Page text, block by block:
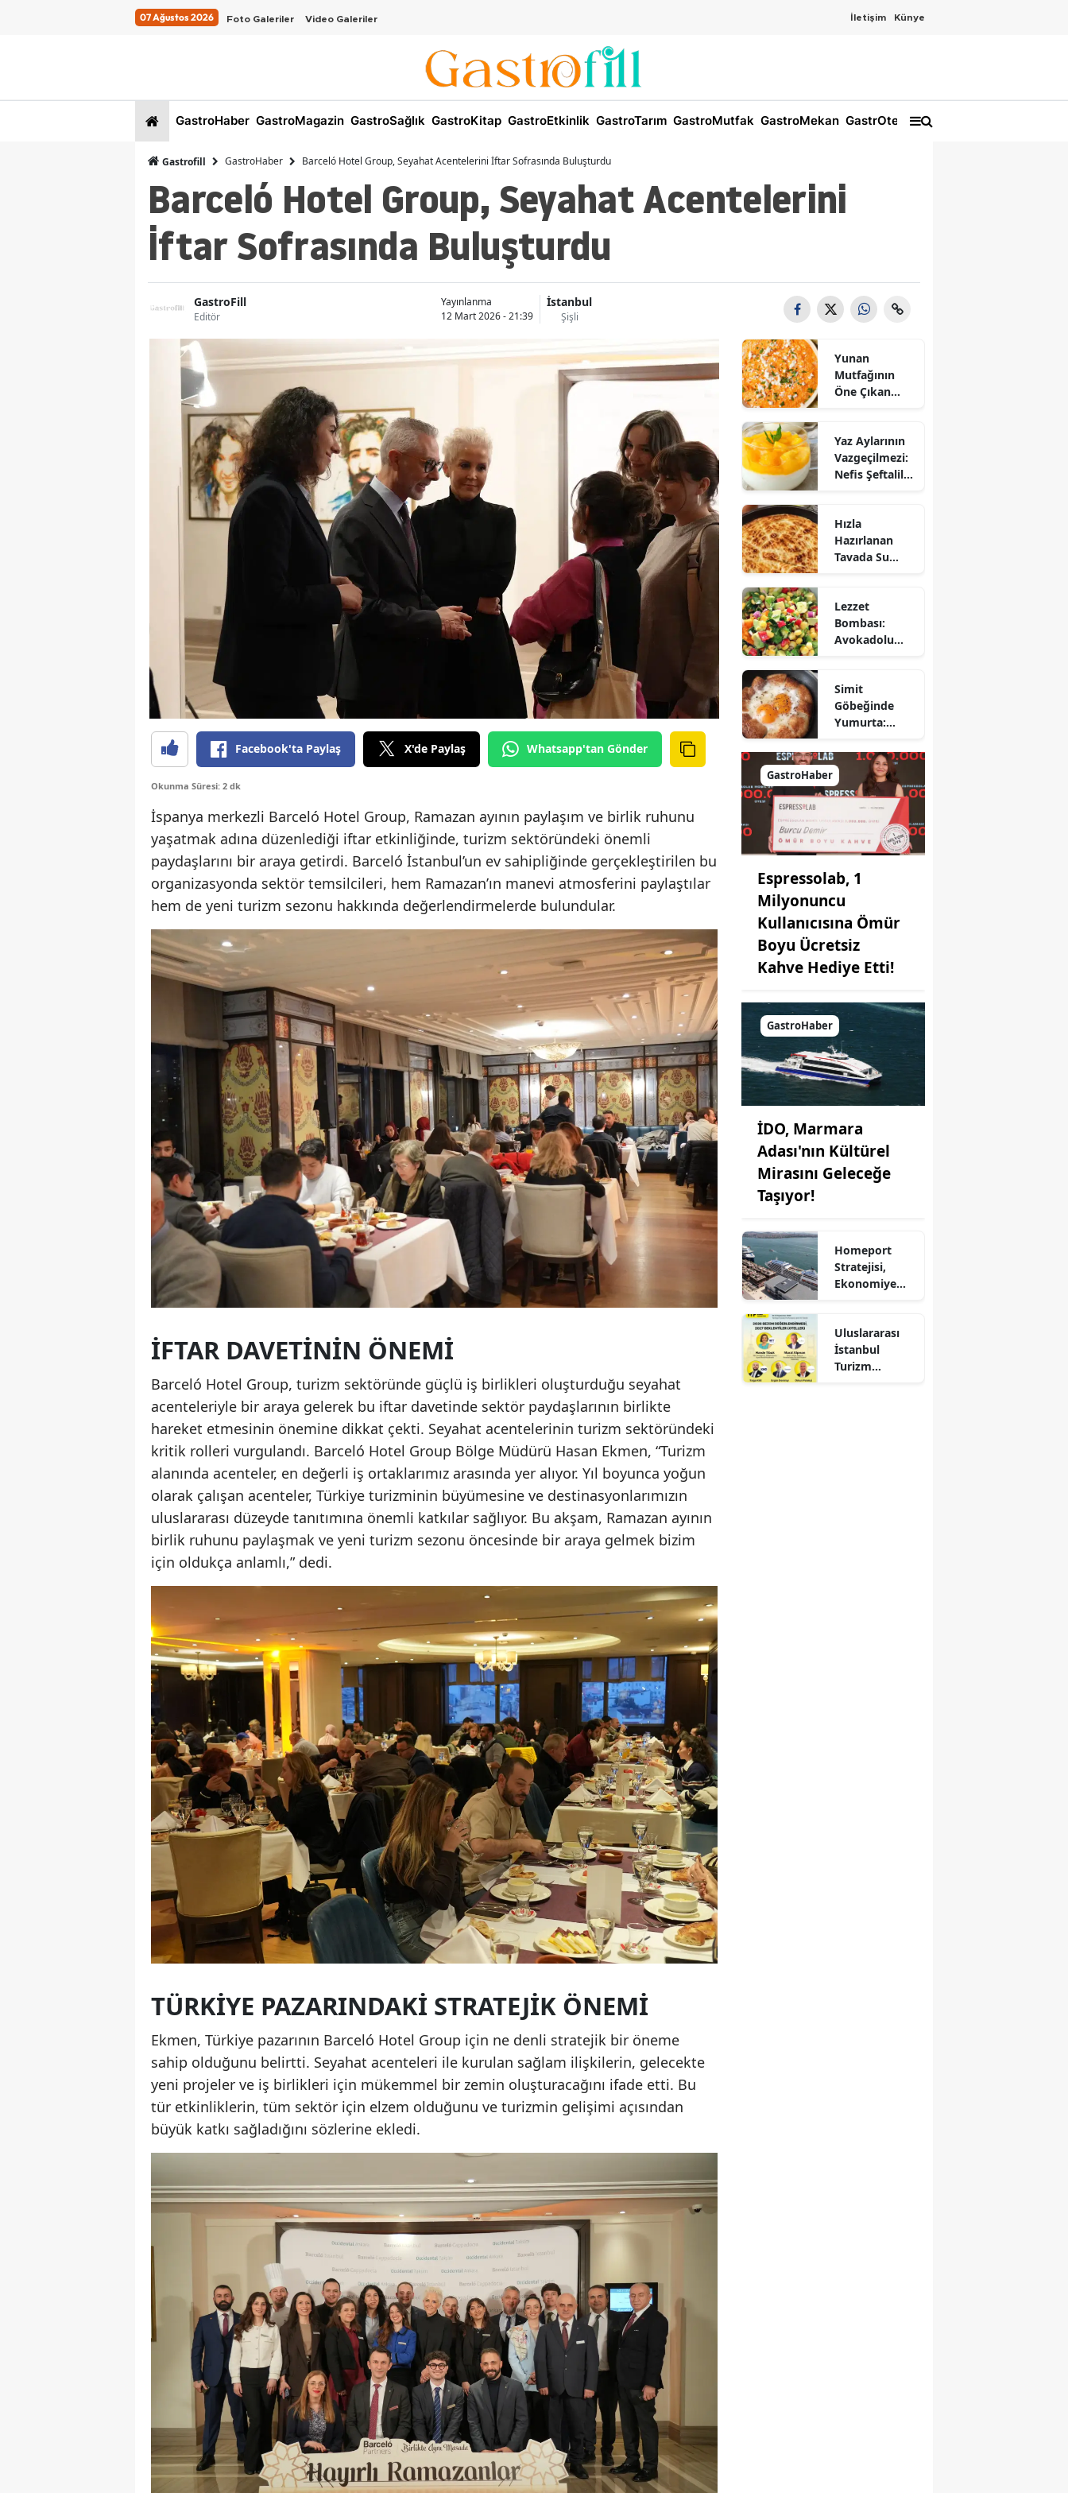
07 Ağustos 2026 Foto Galeriler Video Galeriler İletişim Künye
GastroHaber GastroMagazin GastroSağlık GastroKitap GastroEtkinlik GastroTarım GastroMutfak GastroMekan GastrOtel
Gastrofill GastroHaber Barceló Hotel Group, Seyahat Acentelerini İftar Sofrasında Buluşturdu
Barceló Hotel Group, Seyahat Acentelerini
İftar Sofrasında Buluşturdu
GastroFill
Editör
Yayınlanma
12 Mart 2026 - 21:39
İstanbul
Şişli
Facebook'ta Paylaş X'de Paylaş Whatsapp'tan Gönder
Okunma Süresi: 2 dk
İspanya merkezli Barceló Hotel Group, Ramazan ayının paylaşım ve birlik ruhunu
yaşatmak adına düzenlediği iftar etkinliğinde, turizm sektöründeki önemli
paydaşlarını bir araya getirdi. Barceló İstanbul’un ev sahipliğinde gerçekleştirilen bu
organizasyonda sektör temsilcileri, hem Ramazan’ın manevi atmosferini paylaştılar
hem de yeni turizm sezonu hakkında değerlendirmelerde bulundular.
İFTAR DAVETININ ÖNEMI
Barceló Hotel Group, turizm sektöründe güçlü iş birlikleri oluşturduğu seyahat
acenteleriyle bir araya gelerek bu iftar davetinde sektör paydaşlarının birlikte
hareket etmesinin önemine dikkat çekti. Seyahat acentelerinin turizm sektöründeki
kritik rolleri vurgulandı. Barceló Hotel Group Bölge Müdürü Hasan Ekmen, “Turizm
alanında acenteler, en değerli iş ortaklarımız arasında yer alıyor. Yıl boyunca yoğun
olarak çalışan acenteler, Türkiye turizminin büyümesine ve destinasyonlarımızın
uluslararası düzeyde tanıtımına önemli katkılar sağlıyor. Bu akşam, Ramazan ayının
birlik ruhunu paylaşmak ve yeni turizm sezonu öncesinde bir araya gelmek bizim
için oldukça anlamlı,” dedi.
TÜRKIYE PAZARINDAKI STRATEJIK ÖNEMI
Ekmen, Türkiye pazarının Barceló Hotel Group için ne denli stratejik bir öneme
sahip olduğunu belirtti. Seyahat acenteleri ile kurulan sağlam ilişkilerin, gelecekte
yeni projeler ve iş birlikleri için mükemmel bir zemin oluşturacağını ifade etti. Bu
tür etkinliklerin, tüm sektör için elzem olduğunu ve turizmin gelişimi açısından
büyük katkı sağladığını sözlerine ekledi.
Yunan
Mutfağının
Öne Çıkan
Nasıl Yapılır?
Yaz Aylarının
Vazgeçilmezi:
Nefis Şeftalili
Hızla
Hazırlanan
Tavada Su
Sofralarınıza
Lezzet Katın!
Lezzet
Bombası:
Avokadolu
Simit
Göbeğinde
Yumurta:
Farklı Bir
Kahvaltı
Seçeneği
GastroHaber
Espressolab, 1
Milyonuncu
Kullanıcısına Ömür
Boyu Ücretsiz
Kahve Hediye Etti!
GastroHaber
İDO, Marmara
Adası'nın Kültürel
Mirasını Geleceğe
Taşıyor!
Homeport
Stratejisi,
Ekonomiye
Sağlıyor!
Uluslararası
İstanbul
Turizm